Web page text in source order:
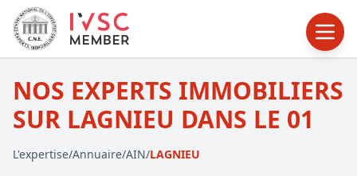
NOS EXPERTS IMMOBILIERS
SUR LAGNIEU DANS LE 01
L'expertise/Annuaire/AIN/LAGNIEU